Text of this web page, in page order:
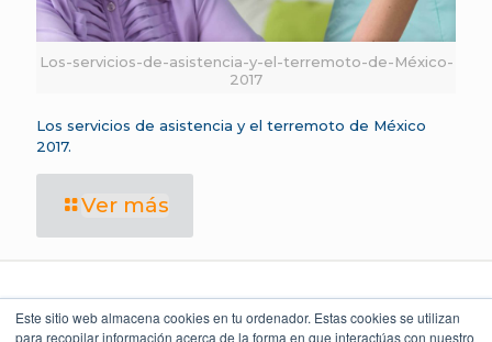
Este sitio web almacena cookies en tu ordenador. Estas cookies se utilizan
para recopilar información acerca de la forma en que interactúas con nuestro
Los-servicios-de-asistencia-y-el-terremoto-de-México-
2017
Los servicios de asistencia y el terremoto de México
2017.
Ver más